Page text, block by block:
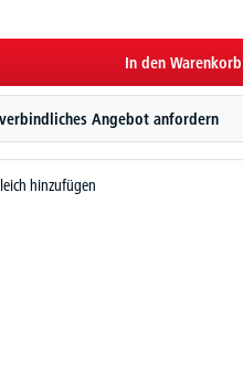
In den Warenkorb
Angebot anfordern
hinzufügen